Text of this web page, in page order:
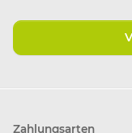
Zahlungsarten